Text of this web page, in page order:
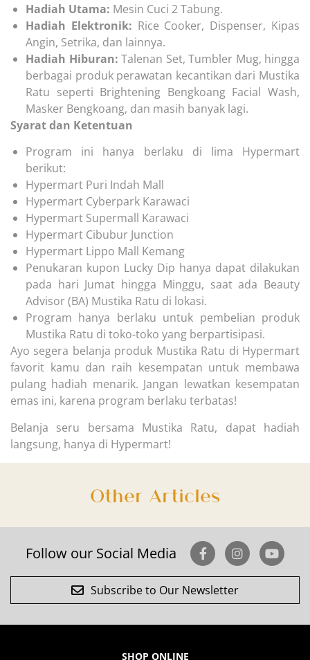
Hadiah Utama: Mesin Cuci 2 Tabung.
Hadiah Elektronik: Rice Cooker, Dispenser, Kipas
Angin, Setrika, dan lainnya.
Hadiah Hiburan: Talenan Set, Tumbler Mug, hingga
berbagai produk perawatan kecantikan dari Mustika
Ratu seperti Brightening Bengkoang Facial Wash,
Masker Bengkoang, dan masih banyak lagi.
Syarat dan Ketentuan
Program ini hanya berlaku di lima Hypermart
berikut:
Hypermart Puri Indah Mall
Hypermart Cyberpark Karawaci
Hypermart Supermall Karawaci
Hypermart Cibubur Junction
Hypermart Lippo Mall Kemang
Penukaran kupon Lucky Dip hanya dapat dilakukan
pada hari Jumat hingga Minggu, saat ada Beauty
Advisor (BA) Mustika Ratu di lokasi.
Program hanya berlaku untuk pembelian produk
Mustika Ratu di toko-toko yang berpartisipasi.
Ayo segera belanja produk Mustika Ratu di Hypermart
favorit kamu dan raih kesempatan untuk membawa
pulang hadiah menarik. Jangan lewatkan kesempatan
emas ini, karena program berlaku terbatas!
Belanja seru bersama Mustika Ratu, dapat hadiah
langsung, hanya di Hypermart!
Other Articles
Follow our Social Media
Subscribe to Our Newsletter
SHOP ONLINE